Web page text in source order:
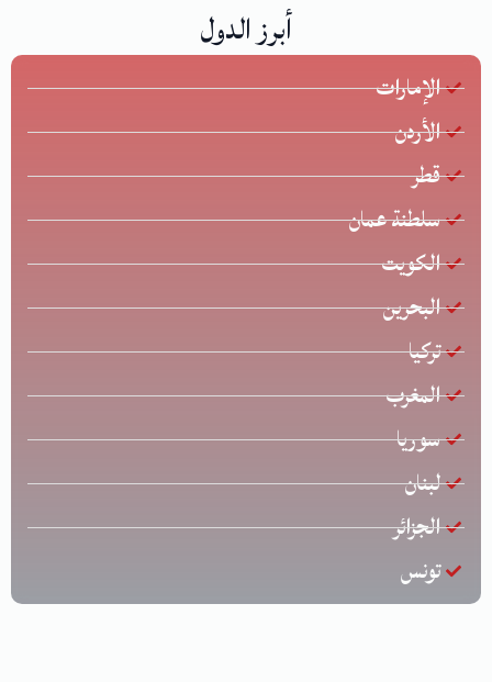
أبرز الدول
الإمارات
الأردن
قطر
سلطنة عمان
الكويت
البحرين
تركيا
المغرب
سوريا
لبنان
الجزائر
تونس